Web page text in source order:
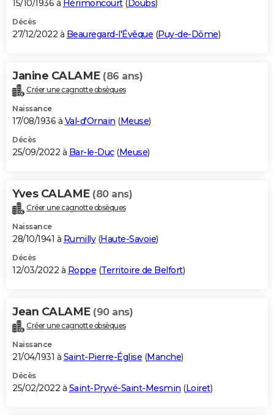
15/10/1936 à Hérimoncourt( Doubs)
Décès
27/12/2022 à Beauregard-l'Évêque (Puy-de-Dôme)
Janine CALAME (86 ans)
Créer une cagnotte obsèques
Naissance
17/08/1936 à Val-d'Ornain (Meuse)
Décès
25/09/2022 à Bar-le-Duc(Meuse)
Yves CALAME (80 ans)
Créer une cagnotte obsèques
Naissance
28/10/1941 à Rumilly(Haute-Savoie)
Décès
12/03/2022 à Roppe (Territoire de Belfort)
Jean CALAME (90 ans)
Créer une cagnotte obsèques
Naissance
21/04/1931 à Saint-Pierre-Église (Manche)
Décès
25/02/2022 à Saint-Pryvé-Saint-Mesmin (Loiret)